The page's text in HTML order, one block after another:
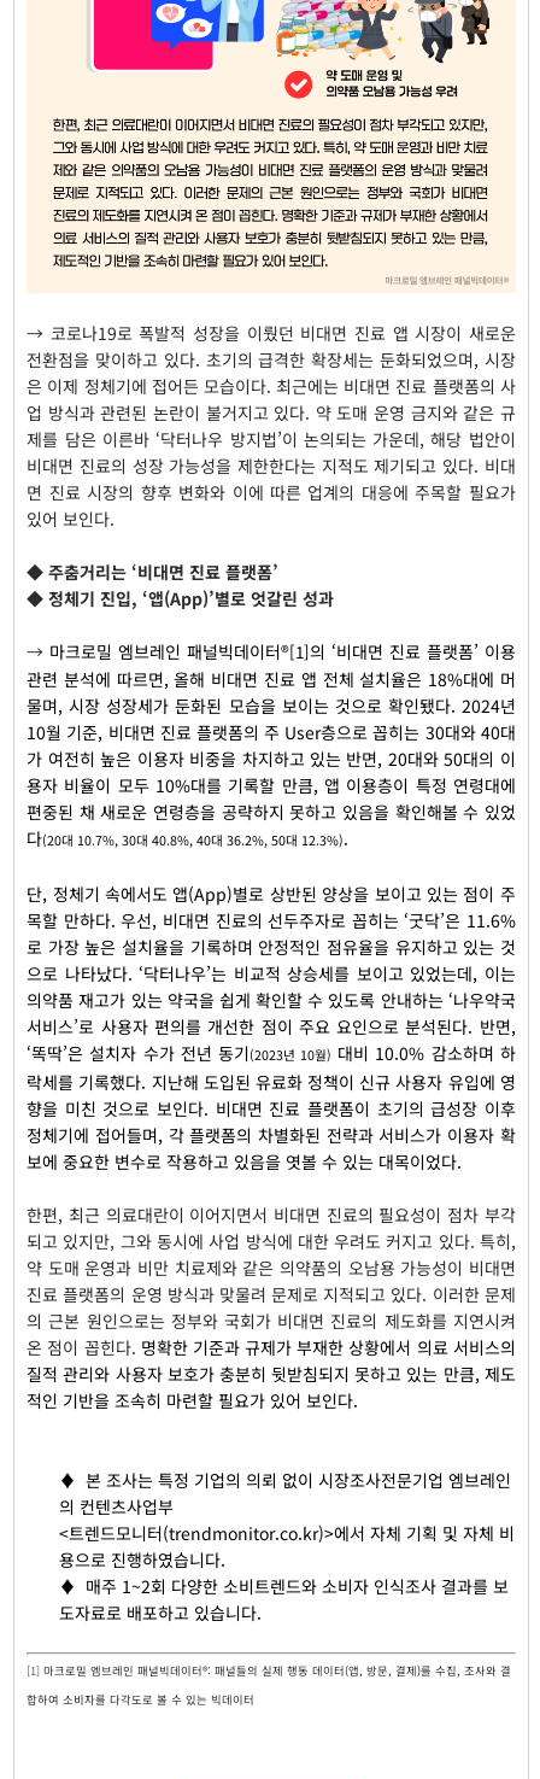
→ 코로나19로 폭발적 성장을 이뤘던 비대면 진료 앱 시장이 새로운
전환점을 맞이하고 있다. 초기의 급격한 확장세는 둔화되었으며, 시장
은 이제 정체기에 접어든 모습이다. 최근에는 비대면 진료 플랫폼의 사
업 방식과 관련된 논란이 불거지고 있다. 약 도매 운영 금지와 같은 규
제를 담은 이른바 ‘닥터나우 방지법’이 논의되는 가운데, 해당 법안이
비대면 진료의 성장 가능성을 제한한다는 지적도 제기되고 있다. 비대
면 진료 시장의 향후 변화와 이에 따른 업계의 대응에 주목할 필요가
있어 보인다.
◆ 주춤거리는 ‘비대면 진료 플랫폼’
◆ 정체기 진입, ‘앱(App)’별로 엇갈린 성과
→ 마크로밀 엠브레인 패널빅데이터®[1]의 ‘비대면 진료 플랫폼’ 이용
관련 분석에 따르면, 올해 비대면 진료 앱 전체 설치율은 18%대에 머
물며, 시장 성장세가 둔화된 모습을 보이는 것으로 확인됐다. 2024년
10월 기준, 비대면 진료 플랫폼의 주 User층으로 꼽히는 30대와 40대
가 여전히 높은 이용자 비중을 차지하고 있는 반면, 20대와 50대의 이
용자 비율이 모두 10%대를 기록할 만큼, 앱 이용층이 특정 연령대에
편중된 채 새로운 연령층을 공략하지 못하고 있음을 확인해볼 수 있었
다(20대 10.7%, 30대 40.8%, 40대 36.2%, 50대 12.3%).
단, 정체기 속에서도 앱(App)별로 상반된 양상을 보이고 있는 점이 주
목할 만하다. 우선, 비대면 진료의 선두주자로 꼽히는 ‘굿닥’은 11.6%
로 가장 높은 설치율을 기록하며 안정적인 점유율을 유지하고 있는 것
으로 나타났다. ‘닥터나우’는 비교적 상승세를 보이고 있었는데, 이는
의약품 재고가 있는 약국을 쉽게 확인할 수 있도록 안내하는 ‘나우약국
서비스’로 사용자 편의를 개선한 점이 주요 요인으로 분석된다. 반면,
‘똑딱’은 설치자 수가 전년 동기(2023년 10월) 대비 10.0% 감소하며 하
락세를 기록했다. 지난해 도입된 유료화 정책이 신규 사용자 유입에 영
향을 미친 것으로 보인다. 비대면 진료 플랫폼이 초기의 급성장 이후
정체기에 접어들며, 각 플랫폼의 차별화된 전략과 서비스가 이용자 확
보에 중요한 변수로 작용하고 있음을 엿볼 수 있는 대목이었다.
한편, 최근 의료대란이 이어지면서 비대면 진료의 필요성이 점차 부각
되고 있지만, 그와 동시에 사업 방식에 대한 우려도 커지고 있다. 특히,
약 도매 운영과 비만 치료제와 같은 의약품의 오남용 가능성이 비대면
진료 플랫폼의 운영 방식과 맞물려 문제로 지적되고 있다. 이러한 문제
의 근본 원인으로는 정부와 국회가 비대면 진료의 제도화를 지연시켜
온 점이 꼽힌다. 명확한 기준과 규제가 부재한 상황에서 의료 서비스의
질적 관리와 사용자 보호가 충분히 뒷받침되지 못하고 있는 만큼, 제도
적인 기반을 조속히 마련할 필요가 있어 보인다.
♦ 본 조사는 특정 기업의 의뢰 없이 시장조사전문기업 엠브레인
의 컨텐츠사업부
<트렌드모니터(trendmonitor.co.kr)>에서 자체 기획 및 자체 비
용으로 진행하였습니다.
♦ 매주 1~2회 다양한 소비트렌드와 소비자 인식조사 결과를 보
도자료로 배포하고 있습니다.
[1] 마크로밀 엠브레인 패널빅데이터®:패널들의 실제 행동 데이터(앱, 방문, 결제)를 수집, 조사와 결
합하여 소비자를 다각도로 볼 수 있는 빅데이터